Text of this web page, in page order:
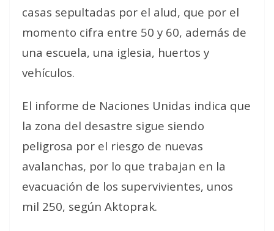
casas sepultadas por el alud, que por el
momento cifra entre 50 y 60, además de
una escuela, una iglesia, huertos y
vehículos.
El informe de Naciones Unidas indica que
la zona del desastre sigue siendo
peligrosa por el riesgo de nuevas
avalanchas, por lo que trabajan en la
evacuación de los supervivientes, unos
mil 250, según Aktoprak.